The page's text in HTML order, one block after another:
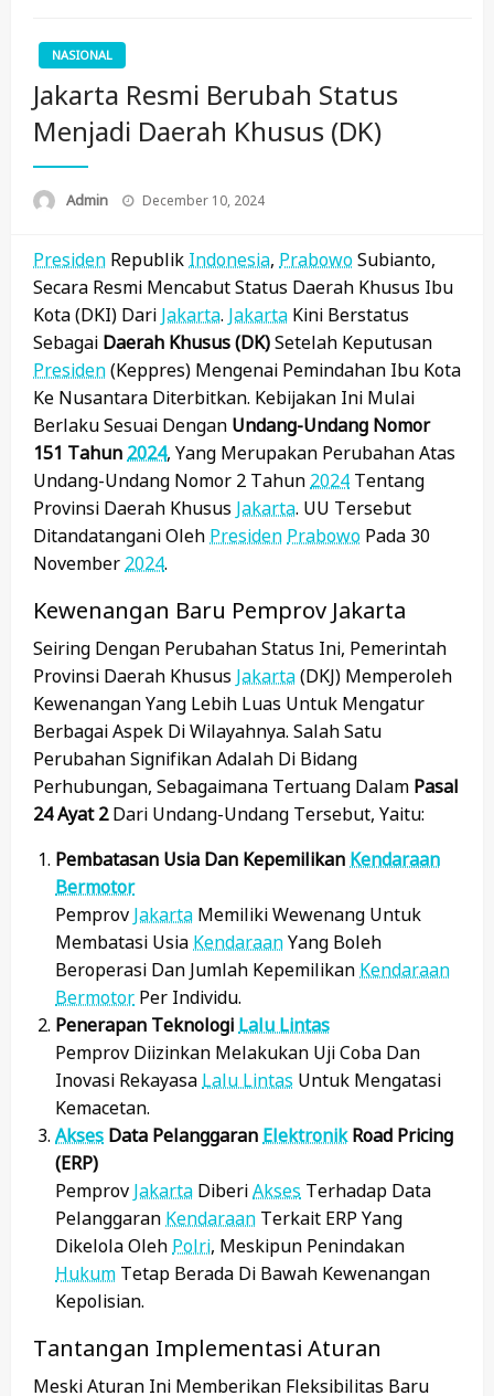
NASIONAL
Jakarta Resmi Berubah Status
Menjadi Daerah Khusus (DK)
Admin
Posted
December 10, 2024
Presiden RepublikIndonesia, PrabowoSubianto,
Secara Resmi Mencabut Status Daerah Khusus Ibu
Kota (DKI) Dari Jakarta. Jakarta Kini Berstatus
Sebagai Daerah Khusus (DK)Setelah Keputusan
Presiden(Keppres) Mengenai Pemindahan Ibu Kota
Ke Nusantara Diterbitkan. Kebijakan Ini Mulai
Berlaku Sesuai Dengan Undang-Undang Nomor
151 Tahun2024, Yang Merupakan Perubahan Atas
Undang-Undang Nomor 2 Tahun2024 Tentang
Provinsi Daerah Khusus Jakarta. UU Tersebut
Ditandatangani OlehPresidenPrabowo Pada 30
November2024.
Kewenangan Baru Pemprov Jakarta
Seiring Dengan Perubahan Status Ini, Pemerintah
Provinsi Daerah Khusus Jakarta(DKJ) Memperoleh
Kewenangan Yang Lebih Luas Untuk Mengatur
Berbagai Aspek Di Wilayahnya. Salah Satu
Perubahan Signifikan Adalah Di Bidang
Perhubungan, Sebagaimana Tertuang Dalam Pasal
24 Ayat 2Dari Undang-Undang Tersebut, Yaitu:
Pembatasan Usia Dan KepemilikanKendaraan
Bermotor
Pemprov Jakarta Memiliki Wewenang Untuk
Membatasi UsiaKendaraanYang Boleh
Beroperasi Dan Jumlah KepemilikanKendaraan
Bermotor Per Individu.
Penerapan TeknologiLalu Lintas
Pemprov Diizinkan Melakukan Uji Coba Dan
Inovasi RekayasaLalu Lintas Untuk Mengatasi
Kemacetan.
Akses Data PelanggaranElektronikRoad Pricing
(ERP)
Pemprov Jakarta DiberiAkses Terhadap Data
PelanggaranKendaraan Terkait ERP Yang
Dikelola OlehPolri, Meskipun Penindakan
Hukum Tetap Berada Di Bawah Kewenangan
Kepolisian.
Tantangan Implementasi Aturan
Meski Aturan Ini Memberikan Fleksibilitas Baru